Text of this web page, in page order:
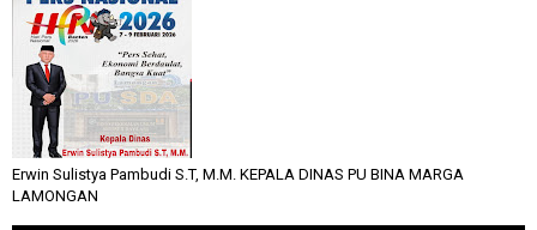
Erwin Sulistya Pambudi S.T, M.M. KEPALA DINAS PU BINA MARGA
LAMONGAN